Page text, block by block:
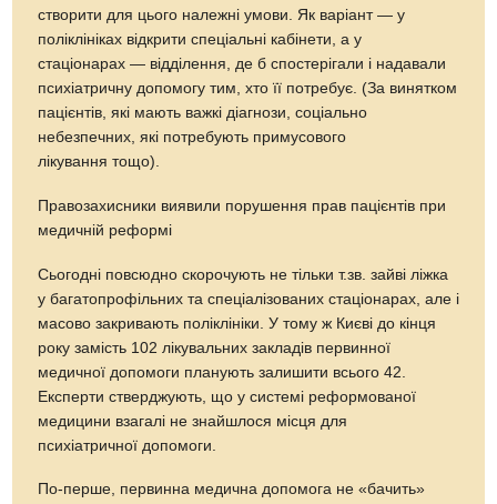
створити для цього належні умови. Як варіант — у
поліклініках відкрити спеціальні кабінети, а у
стаціонарах — відділення, де б спостерігали і надавали
психіатричну допомогу тим, хто її потребує. (За винятком
пацієнтів, які мають важкі діагнози, соціально
небезпечних, які потребують примусового
лікування тощо).
Правозахисники виявили порушення прав пацієнтів при
медичній реформі
Сьогодні повсюдно скорочують не тільки т.зв. зайві ліжка
у багатопрофільних та спеціалізованих стаціонарах, але і
масово закривають поліклініки. У тому ж Києві до кінця
року замість 102 лікувальних закладів первинної
медичної допомоги планують залишити всього 42.
Експерти стверджують, що у системі реформованої
медицини взагалі не знайшлося місця для
психіатричної допомоги.
По-перше, первинна медична допомога не «бачить»